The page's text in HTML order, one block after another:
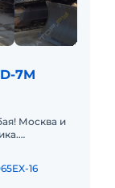
7M
Москва и
16